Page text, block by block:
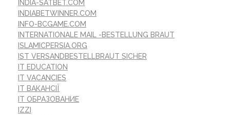
INDIA-SATBET.COM
INDIABETWINNER.COM
INFO-BCGAME.COM
INTERNATIONALE MAIL -BESTELLUNG BRAUT
ISLAMICPERSIA.ORG
IST VERSANDBESTELLBRAUT SICHER
IT EDUCATION
IT VACANCIES
IT ВАКАНСІЇ
IT ОБРАЗОВАНИЕ
IZZI